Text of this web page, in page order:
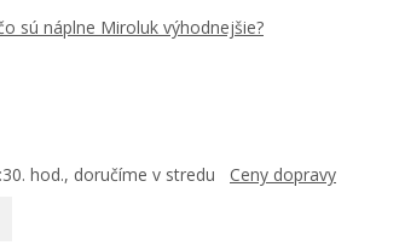
sú náplne Miroluk výhodnejšie?
hod., doručíme v stredu Ceny dopravy